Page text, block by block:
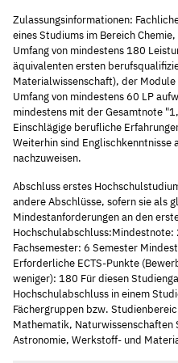
Zulassungsinformationen:
eines Studiums im Bereich
Umfang von mindestens 180
äquivalenten ersten
Materialwissenschaft), der Module
Umfang von mindestens 60 LP
mindestens mit der Gesamtnote
Einschlägige berufliche
Weiterhin sind Englischkenntnisse
nachzuweisen.
Abschluss erstes
andere Abschlüsse, sofern sie als
Mindestanforderungen an den
Fachsemester: 6 Semester
Erforderliche ECTS-Punkte
weniger): 180 Für diesen
Hochschulabschluss in einem
Fächergruppen bzw.
Mathematik, Naturwissenschaften
Astronomie, Werkstoff- und